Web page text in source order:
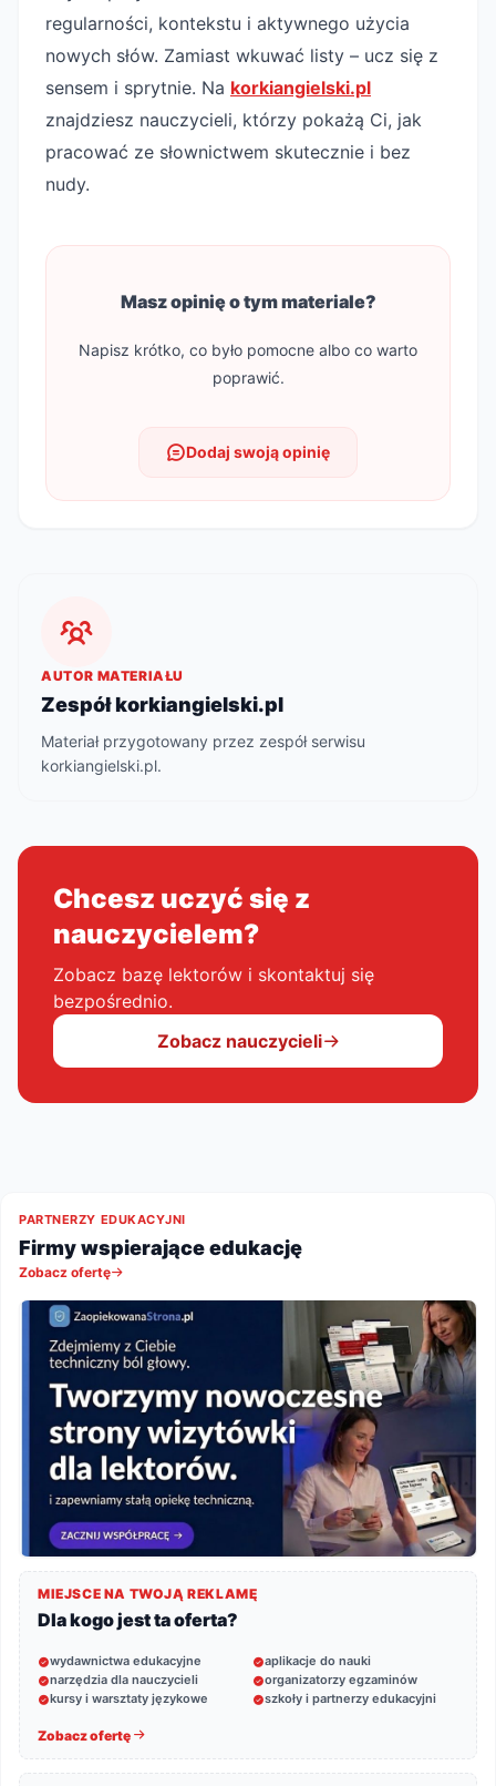
regularności, kontekstu i aktywnego użycia
nowych słów. Zamiast wkuwać listy – ucz się z
sensem i sprytnie. Na korkiangielski.pl
znajdziesz nauczycieli, którzy pokażą Ci, jak
pracować ze słownictwem skutecznie i bez
nudy.
Masz opinię o tym materiale?
Napisz krótko, co było pomocne albo co warto
poprawić.
Dodaj swoją opinię
AUTOR MATERIAŁU
Zespół korkiangielski.pl
Materiał przygotowany przez zespół serwisu
korkiangielski.pl.
Chcesz uczyć się z
nauczycielem?
Zobacz bazę lektorów i skontaktuj się
bezpośrednio.
Zobacz nauczycieli
PARTNERZY EDUKACYJNI
Firmy wspierające edukację
Zobacz ofertę
MIEJSCE NA TWOJĄ REKLAMĘ
Dla kogo jest ta oferta?
wydawnictwa edukacyjne
aplikacje do nauki
narzędzia dla nauczycieli
organizatorzy egzaminów
kursy i warsztaty językowe
szkoły i partnerzy edukacyjni
Zobacz ofertę